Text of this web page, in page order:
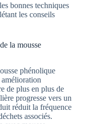
bonnes techniques
les conseils
la mousse
phénolique
de plus en plus de
progresse vers un
réduit la fréquence
associés.